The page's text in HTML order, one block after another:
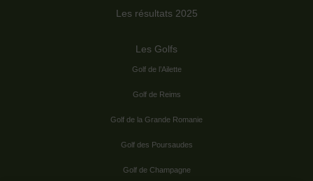
Les résultats 2025
Les Golfs
Golf de l’Ailette
Golf de Reims
Golf de la Grande Romanie
Golf des Poursaudes
Golf de Champagne